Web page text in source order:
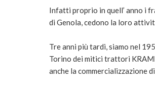
Infatti proprio in quell’ anno i
di Genola, cedono la loro
Tre anni più tardi, siamo nel
Torino dei mitici trattori
anche la commercializzazione